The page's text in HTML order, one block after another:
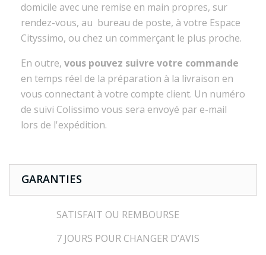
domicile avec une remise en main propres, sur
rendez-vous, au bureau de poste, à votre Espace
Cityssimo, ou chez un commerçant le plus proche.
En outre, vous pouvez suivre votre commande
en temps réel de la préparation à la livraison en
vous connectant à votre compte client. Un numéro
de suivi Colissimo vous sera envoyé par e-mail
lors de l'expédition.
GARANTIES
SATISFAIT OU REMBOURSE
7 JOURS POUR CHANGER D’AVIS